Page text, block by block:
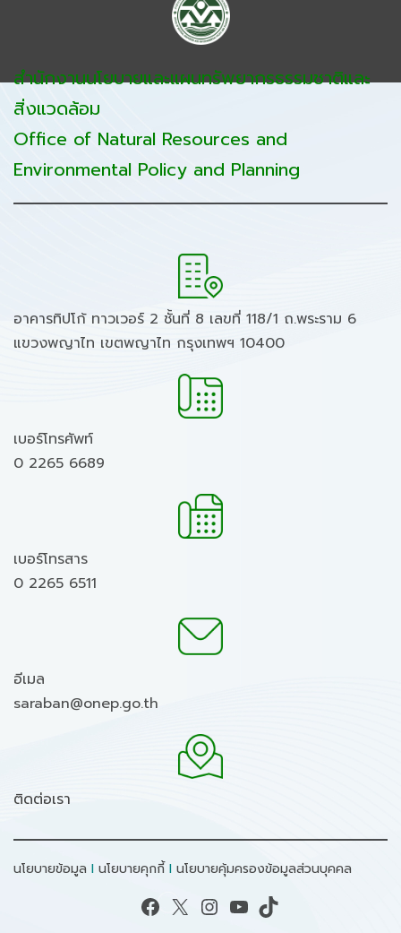
สำนักงานนโยบายและแผนทรัพยากรธรรมชาติและ
สิ่งแวดล้อม
Office of Natural Resources and
Environmental Policy and Planning
อาคารทิปโก้ ทาวเวอร์ 2 ชั้นที่ 8 เลขที่ 118/1 ถ.พระราม 6
แขวงพญาไท เขตพญาไท กรุงเทพฯ 10400
เบอร์โทรศัพท์
0 2265 6689
เบอร์โทรสาร
0 2265 6511
อีเมล
saraban@onep.go.th
ติดต่อเรา
นโยบายข้อมูล I นโยบายคุกกี้ I นโยบายคุ้มครองข้อมูลส่วนบุคคล
Facebook X Instagram YouTube TikTok